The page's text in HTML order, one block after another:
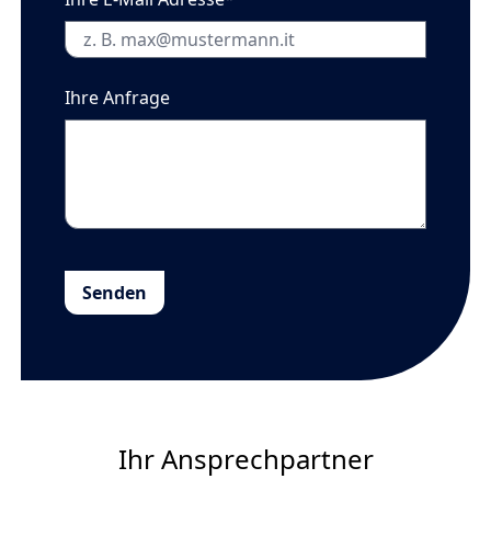
Ihre Anfrage
Senden
Ihr Ansprechpartner